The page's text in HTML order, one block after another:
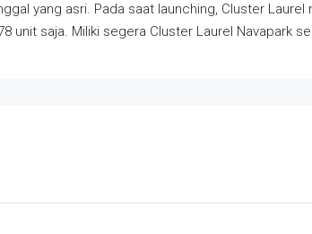
yang asri. Pada saat launching, Cluster Laurel
unit saja. Miliki segera Cluster Laurel Navapark